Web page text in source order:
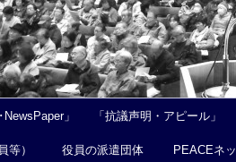
」 「抗議声明・アピール」
等） 役員の派遣団体 PEACEネッ